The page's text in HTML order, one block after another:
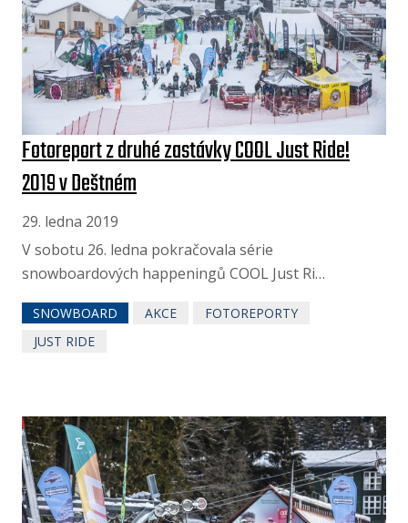
Fotoreport z druhé zastávky COOL Just Ride!
2019 v Deštném
29. ledna 2019
V sobotu 26. ledna pokračovala série
snowboardových happeningů COOL Just Ri…
SNOWBOARD AKCE
FOTOREPORTY
JUST RIDE